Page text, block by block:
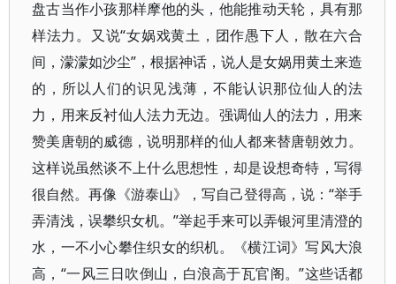
盘古当作小孩那样摩他的头，他能推动天轮，具有那
样法力。又说“女娲戏黄土，团作愚下人，散在六合
间，濛濛如沙尘”，根据神话，说人是女娲用黄土来造
的，所以人们的识见浅薄，不能认识那位仙人的法
力，用来反衬仙人法力无边。强调仙人的法力，用来
赞美唐朝的威德，说明那样的仙人都来替唐朝效力。
这样说虽然谈不上什么思想性，却是设想奇特，写得
很自然。再像《游泰山》，写自己登得高，说：“举手
弄清浅，误攀织女机。”举起手来可以弄银河里清澄的
水，一不小心攀住织女的织机。《横江词》写风大浪
高，“一风三日吹倒山，白浪高于瓦官阁。”这些话都